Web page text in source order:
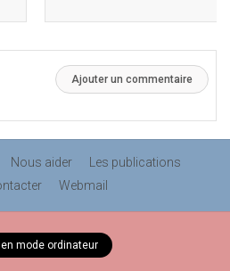
Ajouter un commentaire
Nous aider
Les publications
Webmail
mode ordinateur